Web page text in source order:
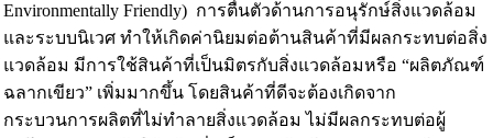
Environmentally Friendly) การตื่นตัวด้านการอนุรักษ์สิ่งแวดล้อม
และระบบนิเวศ ทำให้เกิดค่านิยมต่อต้านสินค้าที่มีผลกระทบต่อสิ่ง
แวดล้อม มีการใช้สินค้าที่เป็นมิตรกับสิ่งแวดล้อมหรือ “ผลิตภัณฑ์
ฉลากเขียว” เพิ่มมากขึ้น โดยสินค้าที่ดีจะต้องเกิดจาก
กระบวนการผลิตที่ไม่ทำลายสิ่งแวดล้อม ไม่มีผลกระทบต่อผู้